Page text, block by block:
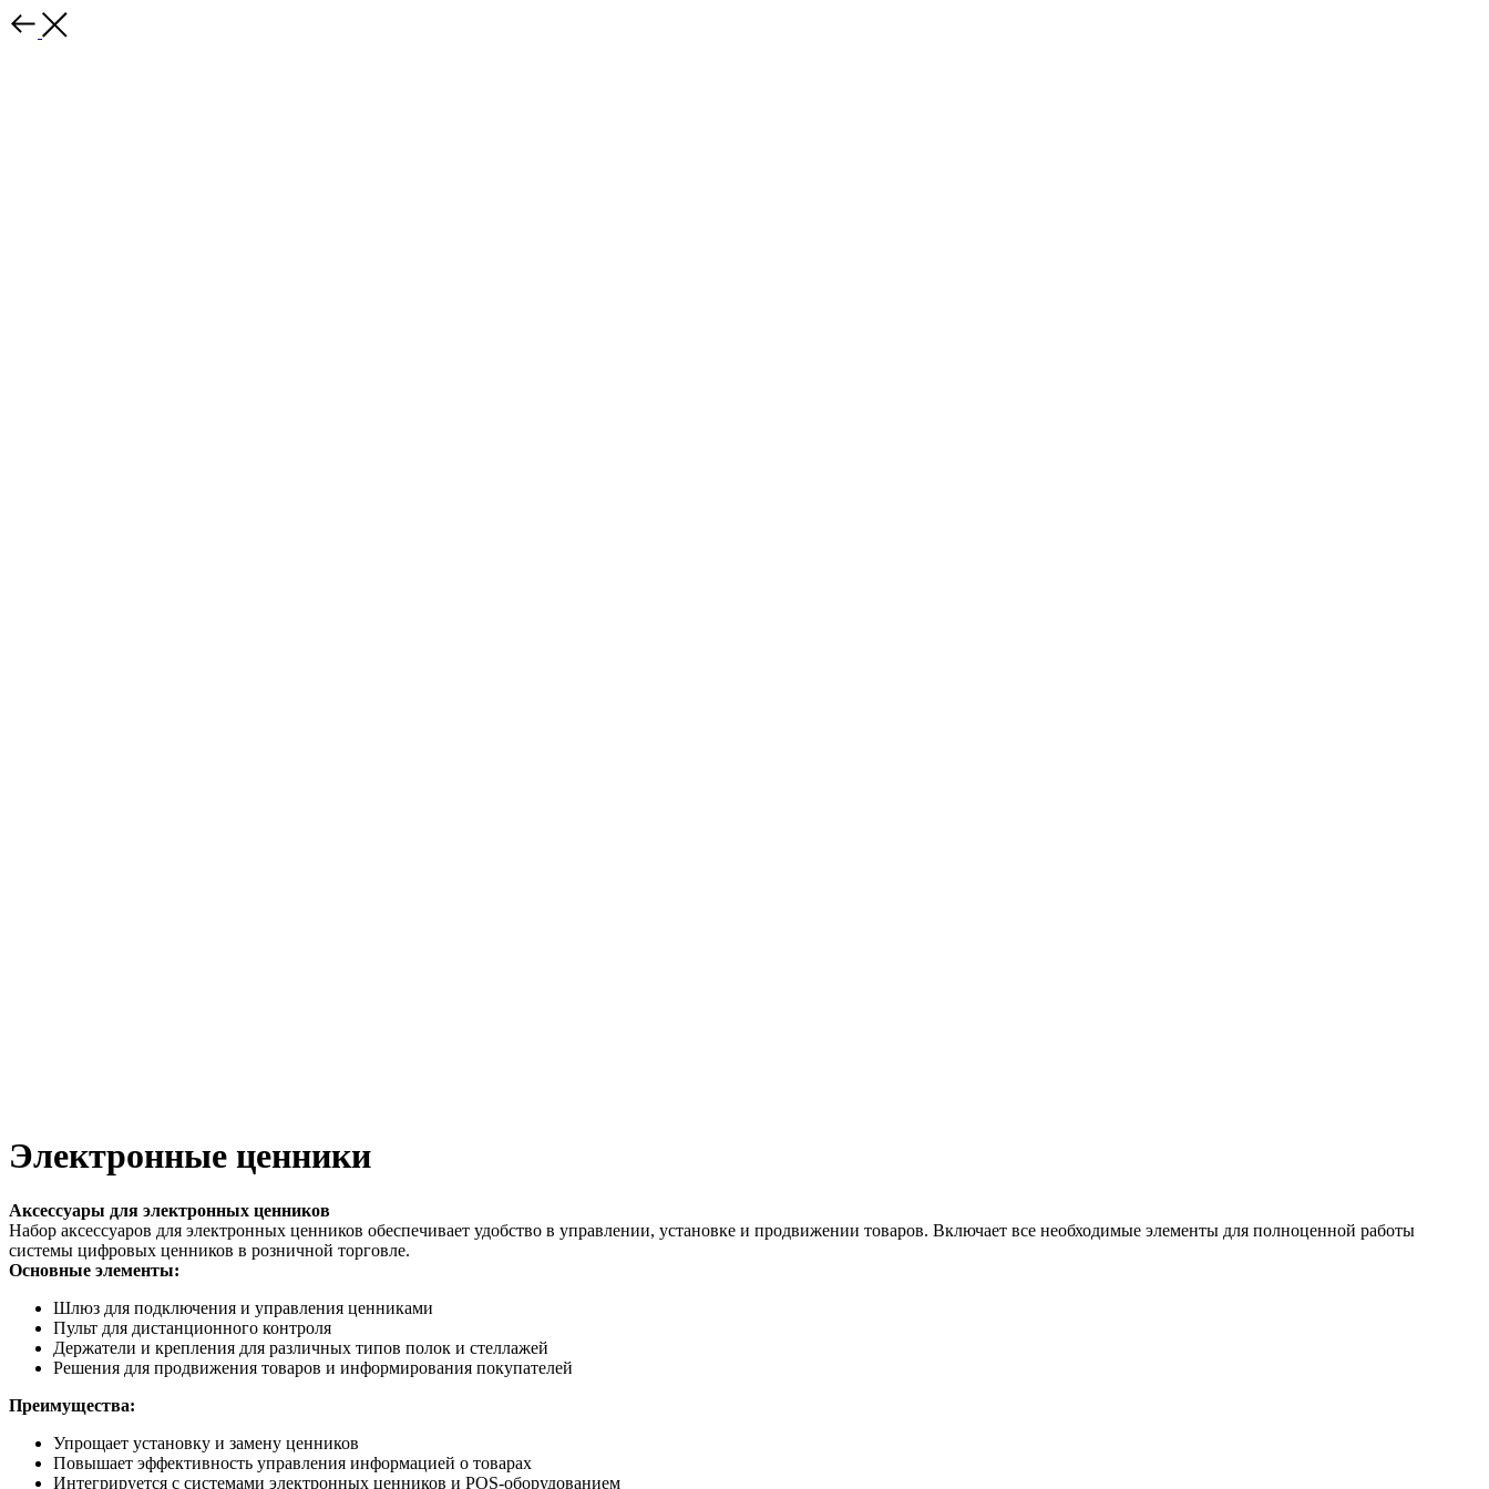
Электронные ценники
Аксессуары для электронных ценников
Набор аксессуаров для электронных ценников обеспечивает удобство в управлении, установке и продвижении товаров. Включает все необходимые элементы для полноценной работы
системы цифровых ценников в розничной торговле.
Основные элементы:
Шлюз для подключения и управления ценниками
Пульт для дистанционного контроля
Держатели и крепления для различных типов полок и стеллажей
Решения для продвижения товаров и информирования покупателей
Преимущества:
Упрощает установку и замену ценников
Повышает эффективность управления информацией о товарах
Интегрируется с системами электронных ценников и POS-оборудованием